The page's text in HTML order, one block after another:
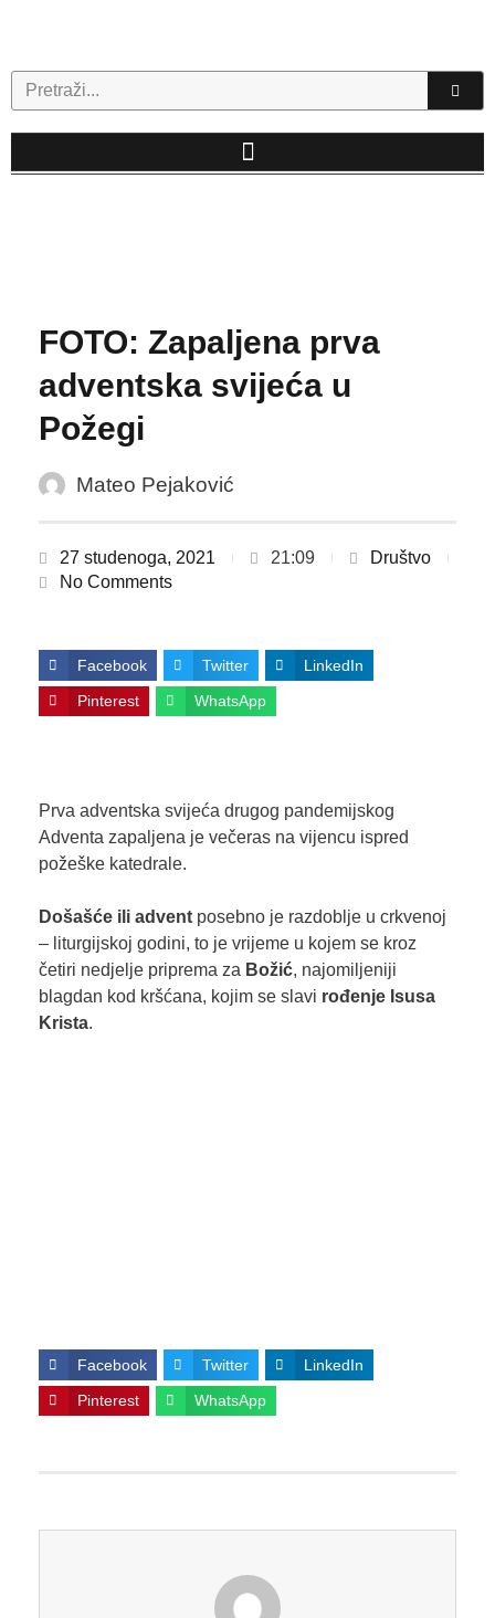
Search
FOTO: Zapaljena prva
adventska svijeća u
Požegi
Mateo Pejaković
27 studenoga, 2021 21:09
Društvo
No Comments
Facebook Twitter LinkedIn
Pinterest WhatsApp
Prva adventska svijeća drugog pandemijskog
Adventa zapaljena je večeras na vijencu ispred
požeške katedrale.
Došašće ili adventposebno je razdoblje u crkvenoj
– liturgijskoj godini, to je vrijeme u kojem se kroz
četiri nedjelje priprema za Božić, najomiljeniji
blagdan kod kršćana, kojim se slavi rođenje Isusa
Krista.
Facebook Twitter LinkedIn
Pinterest WhatsApp